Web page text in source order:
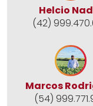
Helcio
(42)
Marcos
(54)